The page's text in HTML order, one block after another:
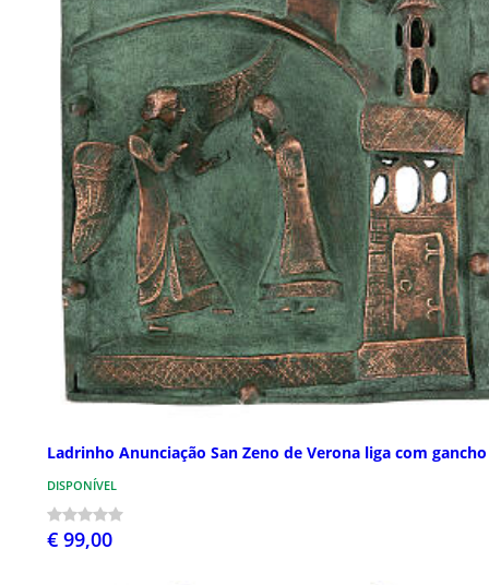
Ladrinho Anunciação San Zeno de Verona liga com gancho
DISPONÍVEL
€ 99,00